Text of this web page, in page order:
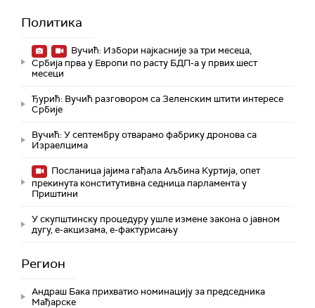
Политика
Вучић: Избори најкасније за три месеца,
Србија прва у Европи по расту БДП-а у првих шест
месеци
Ђурић: Вучић разговором са Зеленским штити интересе
Србије
Вучић: У септембру отварамо фабрику дронова са
Израелцима
Посланица јајима гађала Аљбина Куртија, опет
прекинута конститутивна седница парламента у
Приштини
У скупштинску процедуру ушле измене закона о јавном
дугу, е-акцизама, е-фактурисању
Регион
Андраш Бака прихватио номинацију за председника
Мађарске